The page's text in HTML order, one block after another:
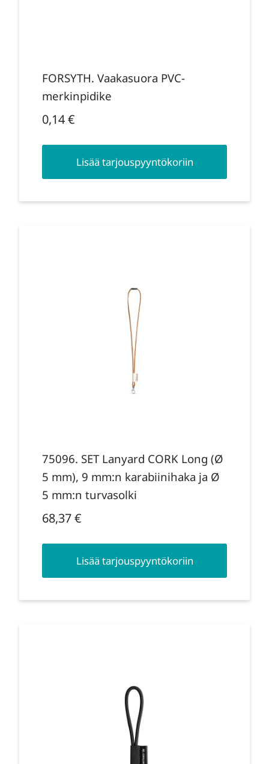
FORSYTH. Vaakasuora PVC-
merkinpidike
0,14€
Lisää tarjouspyyntökoriin
75096. SET Lanyard CORK Long (Ø
5 mm), 9 mm:n karabiinihaka ja Ø
5 mm:n turvasolki
68,37€
Lisää tarjouspyyntökoriin